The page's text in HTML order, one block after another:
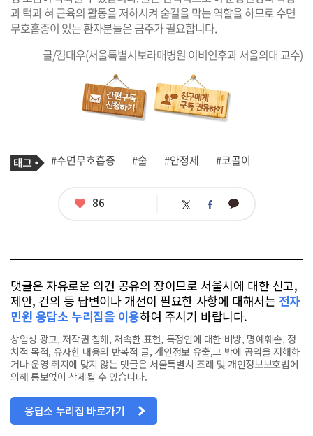
과 턱과 혀 근육의 활동을 저하시켜 숨길을 막는 역할을 하므로 수면
무호흡증이 있는 환자분들은 금주가 필요합니다.
글/김대우(서울특별시보라매병원 이비인후과 서울의대 교수)
사
태
그
#수면무호흡증 #술 #안정제 #코골이
좋
86 트 페 카
댓글은 자유로운 의견 공유의 장이므로 서울시에 대한 신고,
제안, 건의 등 답변이나 개선이 필요한 사항에 대해서는 전자
민원 응답소 누리집을 이용하여 주시기 바랍니다.
상업성 광고, 저작권 침해, 저속한 표현, 특정인에 대한 비방, 명예훼손, 정
치적 목적, 유사한 내용의 반복적 글, 개인정보 유출,그 밖에 공익을 저해하
거나 운영 취지에 맞지 않는 댓글은 서울특별시 조례 및 개인정보보호법에
의해 통보없이 삭제될 수 있습니다.
응답소 누리집 바로가기